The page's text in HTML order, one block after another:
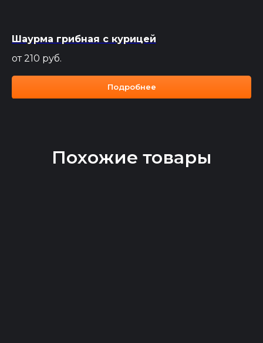
Шаурма грибная с курицей
от 210 руб.
Подробнее
Похожие товары